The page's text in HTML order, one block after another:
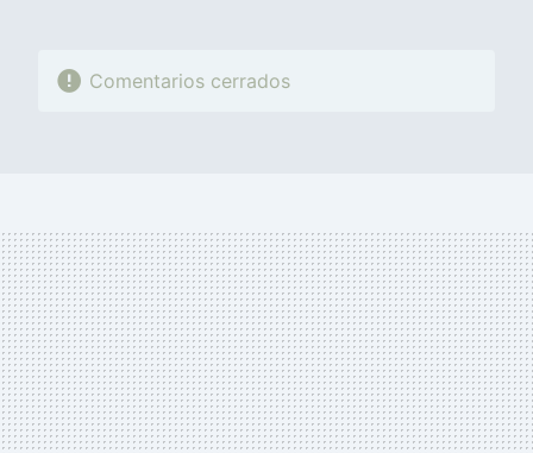
Comentarios cerrados